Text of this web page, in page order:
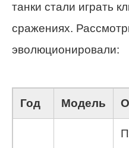
танки стали играть
сражениях.
эволюционировали:
Год Модель